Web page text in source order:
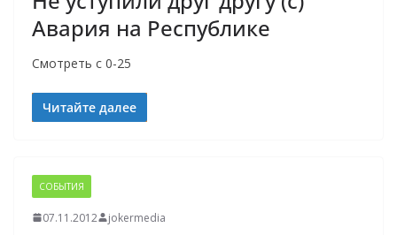
Авария на Республике
Смотреть с 0-25
Читайте далее
СОБЫТИЯ
07.11.2012 jokermedia